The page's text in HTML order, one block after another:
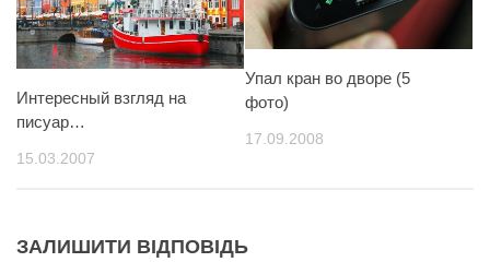
Интересный взгляд на
писуар…
15.03.2007
Упал кран во дворе (5
фото)
17.09.2008
ЗАЛИШИТИ ВІДПОВІДЬ